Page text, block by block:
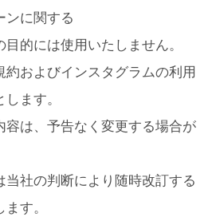
ンに関する
的には使用いたしません。
約およびインスタグラムの利用
ます。
容は、予告なく変更する場合が
社の判断により随時改訂する
す。